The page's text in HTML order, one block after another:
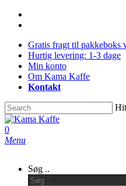
Skip
contentGratis fragt til pakkeboks
Hurtig levering: 1-3 dage
Min konto
Om Kama Kaffe
Kontakt
Close
Search
0
Menu
Søg ..